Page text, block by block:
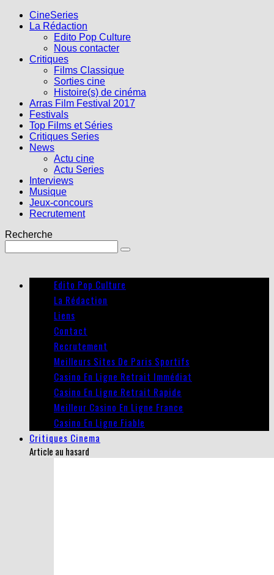
CineSeries
La Rédaction
Edito Pop Culture
Nous contacter
Critiques
Films Classique
Sorties cine
Histoire(s) de cinéma
Arras Film Festival 2017
Festivals
Top Films et Séries
Critiques Series
News
Actu cine
Actu Series
Interviews
Musique
Jeux-concours
Recrutement
Recherche
Edito Pop Culture
La Rédaction
Liens
Contact
Recrutement
Meilleurs Sites De Paris Sportifs
Casino En Ligne Retrait Immédiat
Casino En Ligne Retrait Rapide
Meilleur Casino En Ligne France
Casino En Ligne Fiable
Critiques Cinema
Article au hasard